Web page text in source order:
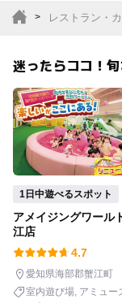
サファリパーク
キャンプ場
釣り
いちご狩り
潮干狩り
レストラン・
迷ったらココ！
1日中遊べるスポット
アメイジングワール
江店
4.7
愛知県海部郡蟹江町
室内遊び場 アミュー